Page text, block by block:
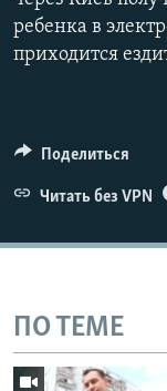
ребенка в
приходится
Поделиться
Читать без VPN
ПО ТЕМЕ